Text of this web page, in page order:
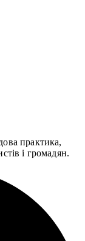
практика,
і громадян.